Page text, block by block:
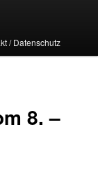
/ Datenschutz
8. –